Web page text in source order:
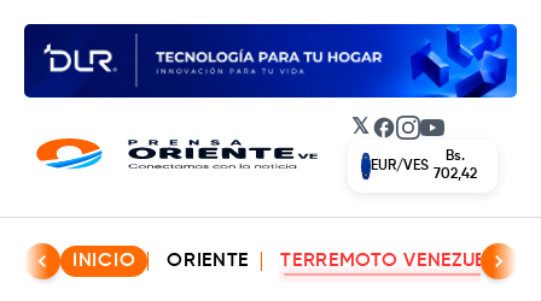
𝕏 Facebook
Instagram
YouTube
USD/VES
Bs.
612,43
INICIO ORIENTE TERREMOTO VENEZUELA